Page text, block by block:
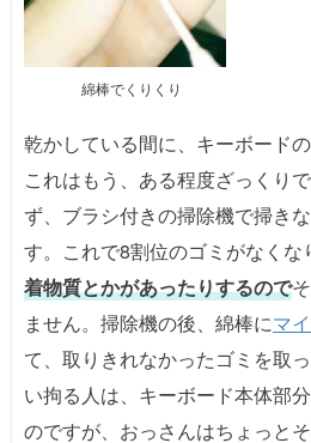
綿棒でくりくり
乾かしている間に、キーボード
これはもう、ある程度ざっくり
ず、ブラシ付きの掃除機で掃き
す。これで8割位のゴミがなくな
着物質とかがあったりするので
ません。掃除機の後、綿棒にマ
て、取りきれなかったゴミを取
い拘る人は、キーボード本体部
のですが、おっさんはちょっと